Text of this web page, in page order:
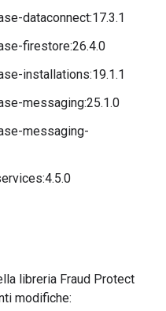
dataconnect:17.3.1
firestore:26.4.0
installations:19.1.1
messaging:25.1.0
messaging-
libreria Fraud Protect
modifiche: